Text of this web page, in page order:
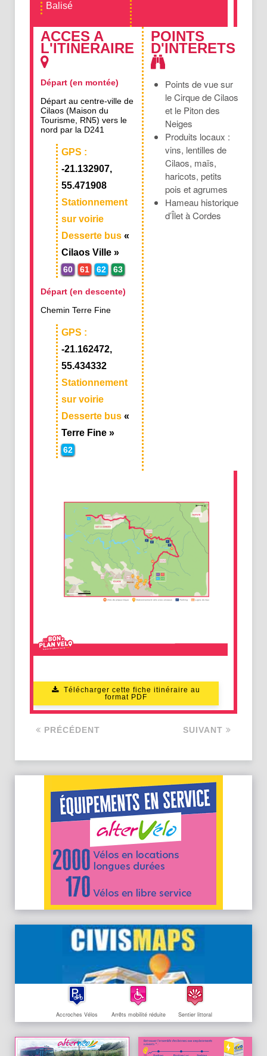
Balisé
ACCES A
L'ITINERAIRE
Départ (en montée)
Départ au centre-ville de
Cilaos (Maison du
Tourisme, RN5) vers le
nord par la D241
GPS :
-21.132907,
55.471908
Stationnement
sur voirie
Desserte bus «
Cilaos Ville »
60 61 62 63
Départ (en descente)
Chemin Terre Fine
GPS :
-21.162472,
55.434332
Stationnement
sur voirie
Desserte bus «
Terre Fine »
62
POINTS
D'INTERETS
Points de vue sur
le Cirque de Cilaos
et le Piton des
Neiges
Produits locaux :
vins, lentilles de
Cilaos, maïs,
haricots, petits
pois et agrumes
Hameau historique
d’Îlet à Cordes
Télécharger cette fiche itinéraire au
format PDF
PRÉCÉDENT SUIVANT
Accroches Vélos Arrêts mobilité réduite Sentier littoral